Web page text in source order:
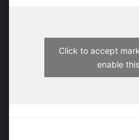
Click to accept
enable